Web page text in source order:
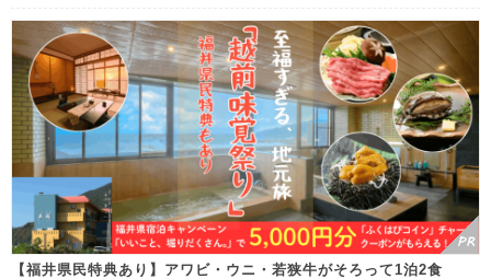
【福井県民特典あり】アワビ・ウニ・若狭牛がそろって1泊2食